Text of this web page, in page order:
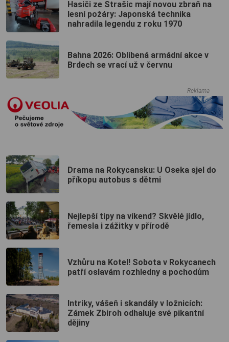
Hasiči ze Strašic mají novou zbraň na
lesní požáry: Japonská technika
nahradila legendu z roku 1970
Bahna 2026: Oblíbená armádní akce v
Brdech se vrací už v červnu
Reklama
Drama na Rokycansku: U Oseka sjel do
příkopu autobus s dětmi
Nejlepší tipy na víkend? Skvělé jídlo,
řemesla i zážitky v přírodě
Vzhůru na Kotel! Sobota v Rokycanech
patří oslavám rozhledny a pochodům
Intriky, vášeň i skandály v ložnicích:
Zámek Zbiroh odhaluje své pikantní
dějiny